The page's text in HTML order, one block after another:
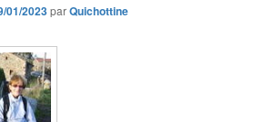
01/2023parQuichottine